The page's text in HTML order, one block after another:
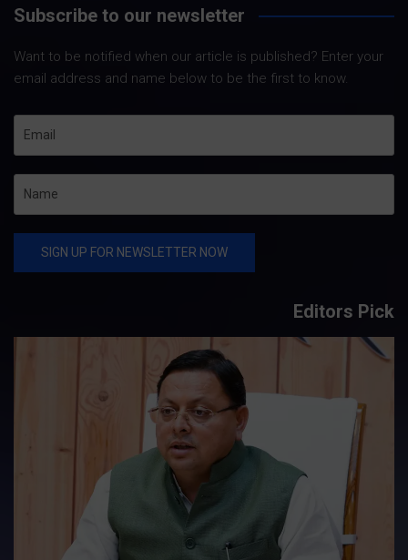
Subscribe to our newsletter
Want to be notified when our article is published? Enter your
email address and name below to be the first to know.
Editors Pick